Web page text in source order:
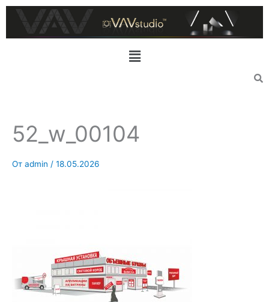
Перейти
содержимому
Меню
52_w_00104
От admin / 18.05.2026